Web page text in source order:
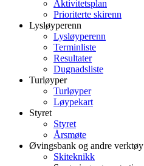
Aktivitetsplan
Prioriterte skirenn
Lysløyperenn
Lysløyperenn
Terminliste
Resultater
Dugnadsliste
Turløyper
Turløyper
Løypekart
Styret
Styret
Årsmøte
Øvingsbank og andre verktøy
Skiteknikk